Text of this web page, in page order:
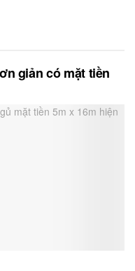
giản có mặt tiền